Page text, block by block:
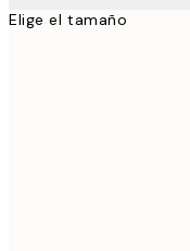
Elige el tamaño